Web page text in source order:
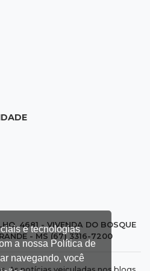
e tecnologias
a nossa Política de
navegando, você
anuncia vencedores e
isolada no Pantanal
4681 - VIVENDA DO BOSQUE
- MS (67) 3316-7200